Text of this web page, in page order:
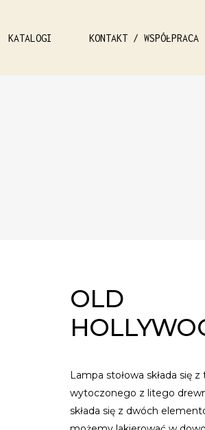
KATALOGI KONTAKT / WSPÓŁPRACA
OLD
Lampa stołowa składa się z
wytoczonego z litego
składa się z dwóch